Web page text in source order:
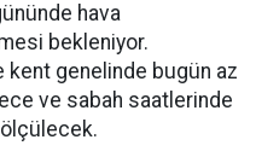
hava
bekleniyor.
genelinde bugün az
ve sabah saatlerinde
ölçülecek.